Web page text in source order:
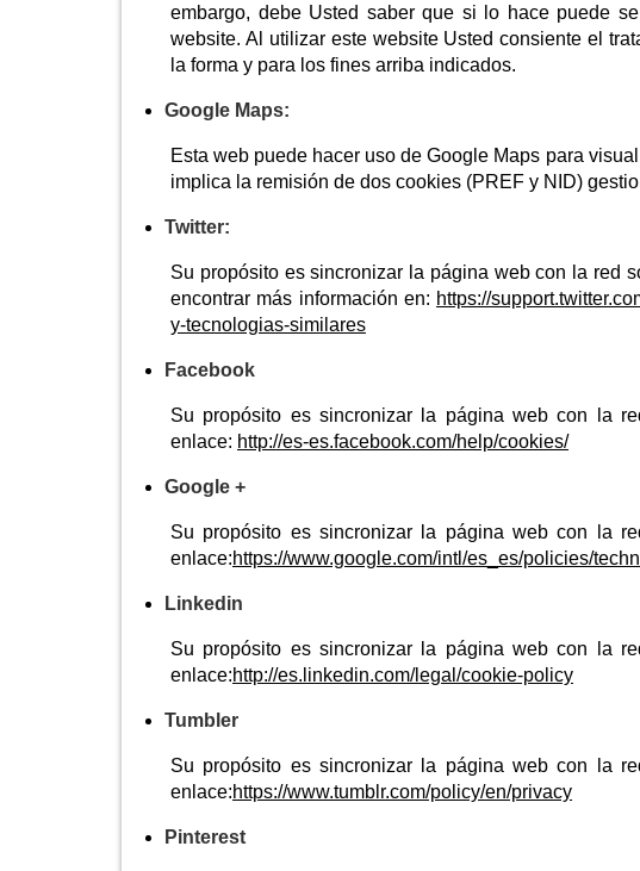
embargo, debe Usted saber que si lo hace puede
website. Al utilizar este website Usted consiente el
la forma y para los fines arriba indicados.
Google Maps:
Esta web puede hacer uso de Google Maps para
implica la remisión de dos cookies (PREF y NID)
Twitter:
Su propósito es sincronizar la página web con la red
encontrar más información en: https://
y-tecnologias-similares
Facebook
Su propósito es sincronizar la página web con la
enlace: http://es-es.facebook.com/help/cookies/
Google +
Su propósito es sincronizar la página web con la
enlace:https://www.google.com/intl/es_es/policies/
Linkedin
Su propósito es sincronizar la página web con la
enlace:http://es.linkedin.com/legal/cookie-policy
Tumbler
Su propósito es sincronizar la página web con la
enlace:https://www.tumblr.com/policy/en/privacy
Pinterest